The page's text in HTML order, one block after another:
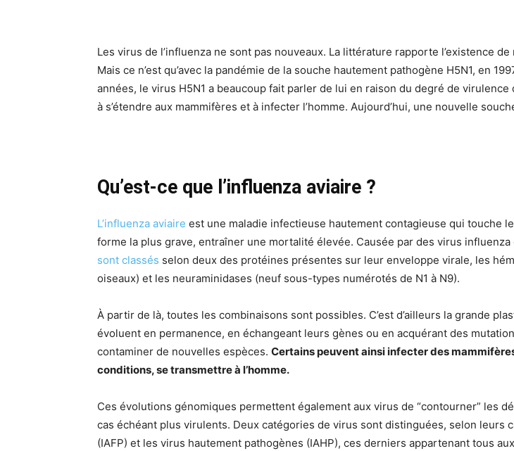
Les virus de l’influenza ne sont pas nouveaux. La littérature rapporte l’existence
Mais ce n’est qu’avec la pandémie de la souche hautement pathogène H5N1, en
années, le virus H5N1 a beaucoup fait parler de lui en raison du degré de
à s’étendre aux mammifères et à infecter l’homme. Aujourd’hui, une nouvelle
Qu’est-ce que l’influenza aviaire ?
L’influenza aviaire est une maladie infectieuse hautement contagieuse qui touche
forme la plus grave, entraîner une mortalité élevée. Causée par des virus influenza
sont classés selon deux des protéines présentes sur leur enveloppe virale, les
oiseaux) et les neuraminidases (neuf sous-types numérotés de N1 à N9).
À partir de là, toutes les combinaisons sont possibles. C’est d’ailleurs la grande
évoluent en permanence, en échangeant leurs gènes ou en acquérant des
contaminer de nouvelles espèces. Certains peuvent ainsi infecter des
conditions, se transmettre à l’homme.
Ces évolutions génomiques permettent également aux virus de “contourner” les
cas échéant plus virulents. Deux catégories de virus sont distinguées, selon
(IAFP) et les virus hautement pathogènes (IAHP), ces derniers appartenant tous